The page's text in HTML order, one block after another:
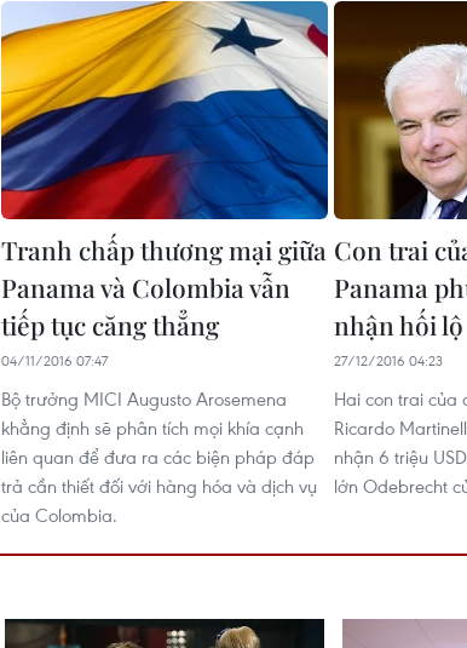
Tranh chấp thương mại giữa
Panama và Colombia vẫn
tiếp tục căng thẳng
04/11/2016 07:47
Bộ trưởng MICI Augusto Arosemena
khẳng định sẽ phân tích mọi khía cạnh
liên quan để đưa ra các biện pháp đáp
trả cần thiết đối với hàng hóa và dịch vụ
của Colombia.
Con trai
Panama
nhận hối lộ
27/12/2016 04:23
Hai con trai của
Ricardo
nhận 6 triệu
lớn Odebrecht